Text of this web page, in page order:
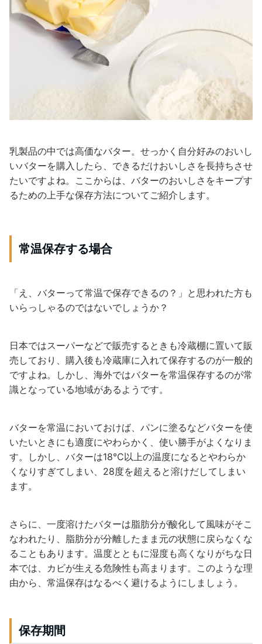
乳製品の中では高価なバター。せっかく自分好みのおいし
いバターを購入したら、できるだけおいしさを長持ちさせ
たいですよね。ここからは、バターのおいしさをキープす
るための上手な保存方法についてご紹介します。
常温保存する場合
「え、バターって常温で保存できるの？」と思われた方も
いらっしゃるのではないでしょうか？
日本ではスーパーなどで販売するときも冷蔵棚に置いて販
売しており、購入後も冷蔵庫に入れて保存するのが一般的
ですよね。しかし、海外ではバターを常温保存するのが常
識となっている地域があるようです。
バターを常温においておけば、パンに塗るなどバターを使
いたいときにも適度にやわらかく、使い勝手がよくなりま
す。しかし、バターは18℃以上の温度になるとやわらか
くなりすぎてしまい、28度を超えると溶けだしてしまい
ます。
さらに、一度溶けたバターは脂肪分が酸化して風味がそこ
なわれたり、脂肪分が分離したまま元の状態に戻らなくな
ることもあります。温度とともに湿度も高くなりがちな日
本では、カビが生える危険性も高まります。このような理
由から、常温保存はなるべく避けるようにしましょう。
保存期間